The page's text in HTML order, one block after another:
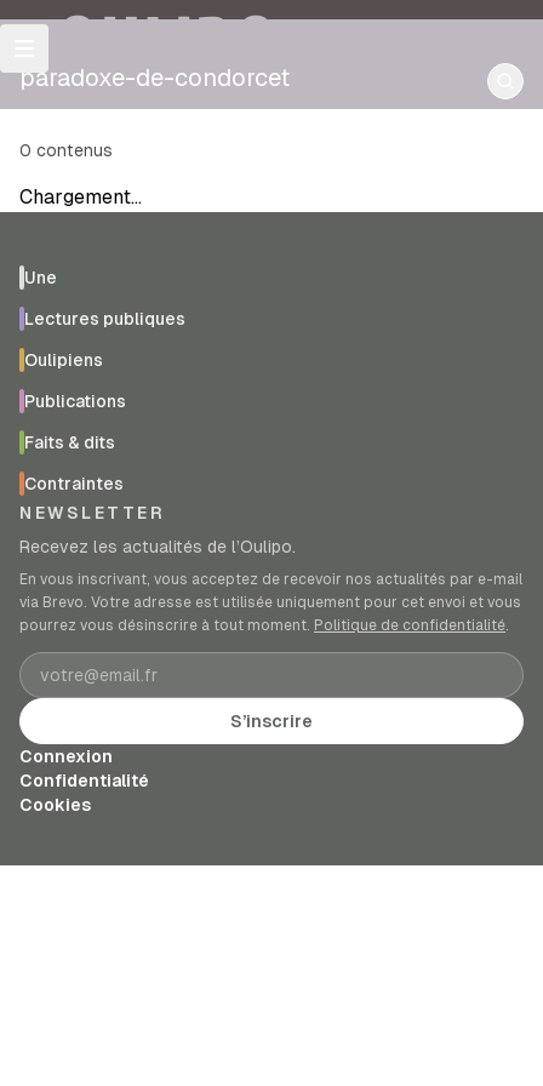
OULIPO
paradoxe-de-condorcet
0 contenus
Chargement…
Une
Lectures publiques
Oulipiens
Publications
Faits & dits
Contraintes
NEWSLETTER
Recevez les actualités de l’Oulipo.
En vous inscrivant, vous acceptez de recevoir nos actualités par e-mail
via Brevo. Votre adresse est utilisée uniquement pour cet envoi et vous
pourrez vous désinscrire à tout moment. Politique de confidentialité.
Adresse e-mail
S’inscrire
Connexion
Confidentialité
Cookies